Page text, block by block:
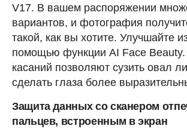
V17. В вашем распоряжении
вариантов, и фотография
такой, как вы хотите. Улучшайте
помощью функции AI Face Beauty.
касаний позволяют сузить овал
сделать глаза более
Защита данных со сканером
пальцев, встроенным в экран